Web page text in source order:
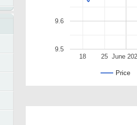
Price
June
18 25
9.5
9.6